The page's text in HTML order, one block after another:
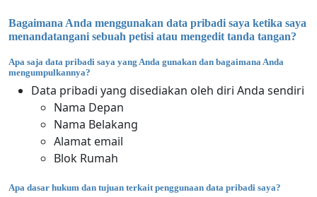
Bagaimana Anda menggunakan data pribadi saya ketika saya
menandatangani sebuah petisi atau mengedit tanda tangan?
Apa saja data pribadi saya yang Anda gunakan dan bagaimana Anda
mengumpulkannya?
Data pribadi yang disediakan oleh diri Anda sendiri
Nama Depan
Nama Belakang
Alamat email
Blok Rumah
Apa dasar hukum dan tujuan terkait penggunaan data pribadi saya?